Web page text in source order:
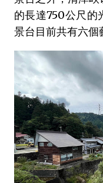
的長達750公尺的
景台目前共有六個